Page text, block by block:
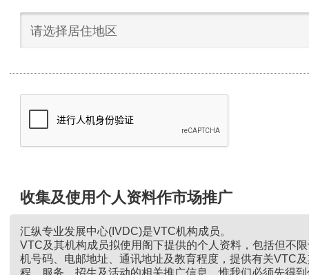
请选择居住地区
收集及使用个人资料作市场推广
汇纵专业发展中心(IVDC)是VTC机构成员。
VTC及其机构成员拟使用阁下提供的个人资料，包括但不
机号码、电邮地址、通讯地址及教育程度，提供有关VTC
程、服务、招生及活动的相关推广信息。惟我们必须先得